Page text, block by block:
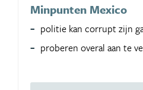
Minpunten Mexico
politie kan corrupt zijn
proberen overal aan te